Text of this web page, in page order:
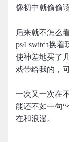
像初中就偷偷
后来就不怎么
ps4 switch换
使神差地买了
戏带给我的，
一次又一次在
能还不如一句“
在和浪漫。